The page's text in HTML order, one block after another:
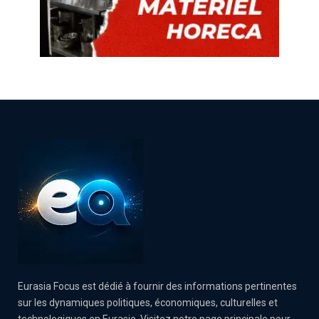
Eurasia Focus est dédié à fournir des informations pertinentes
sur les dynamiques politiques, économiques, culturelles et